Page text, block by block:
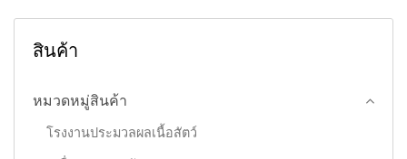
สินค้า
หมวดหมู่สินค้า
โรงงานประมวลผลเนื้อสัตว์